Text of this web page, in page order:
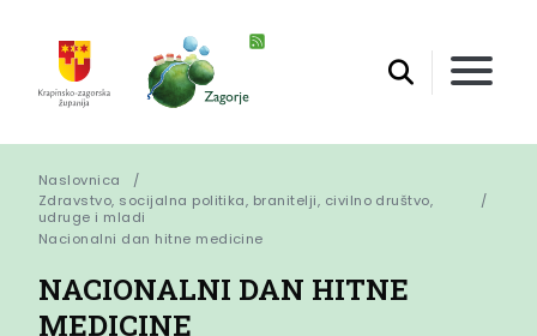
Naslovnica
Zdravstvo, socijalna politika, branitelji, civilno društvo,
udruge i mladi
Nacionalni dan hitne medicine
NACIONALNI DAN HITNE
MEDICINE